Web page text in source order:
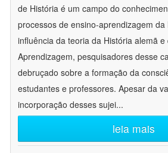
de História é um campo do
processos de ensino-aprendizagem da
influência da teoria da História alemã
Aprendizagem, pesquisadores desse
debruçado sobre a formação da
estudantes e professores. Apesar da
incorporação desses sujei...
leia mais